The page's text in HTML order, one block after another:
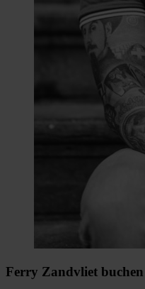
Ferry Zandvliet buchen